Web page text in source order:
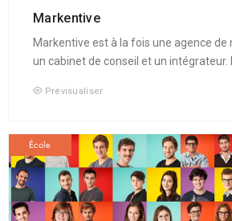
Markentive
Markentive est à la fois une agence de
un cabinet de conseil et un intégrateur.
Prévisualiser
École